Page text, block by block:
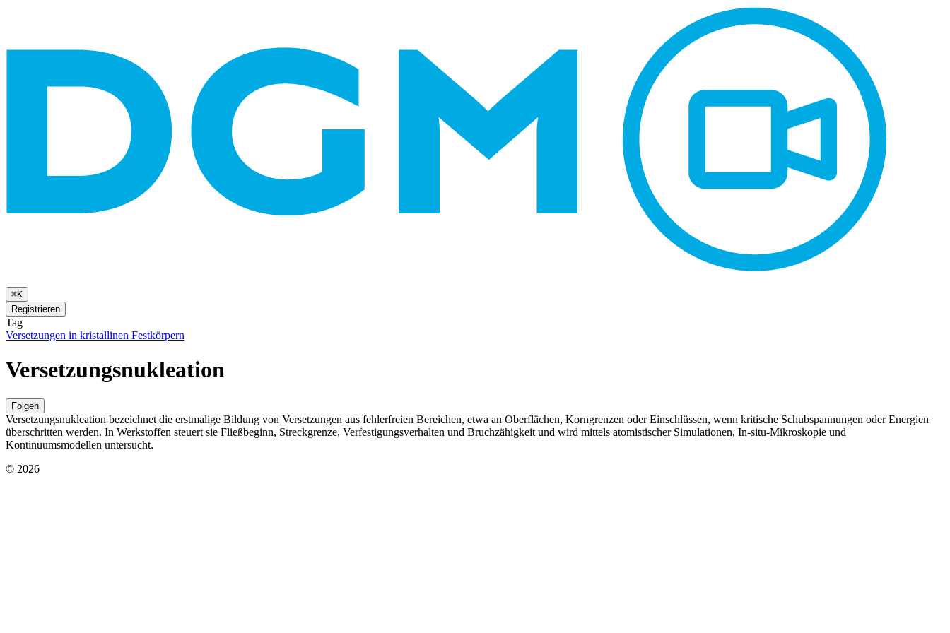
⌘K
Registrieren
Tag
Versetzungen in kristallinen Festkörpern
Versetzungsnukleation
Folgen
Versetzungsnukleation bezeichnet die erstmalige Bildung von Versetzungen aus fehlerfreien Bereichen, etwa an Oberflächen, Korngrenzen oder Einschlüssen, wenn kritische Schubspannungen oder Energien
überschritten werden. In Werkstoffen steuert sie Fließbeginn, Streckgrenze, Verfestigungsverhalten und Bruchzähigkeit und wird mittels atomistischer Simulationen, In-situ-Mikroskopie und
Kontinuumsmodellen untersucht.
© 2026